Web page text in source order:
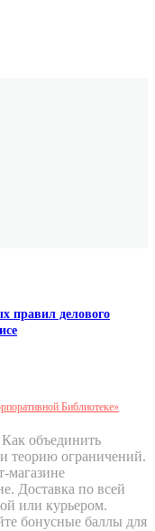
правил делового
Библиотеке»
объединить
теорию ограничений.
магазине
Доставка по всей
или курьером.
бонусные баллы для